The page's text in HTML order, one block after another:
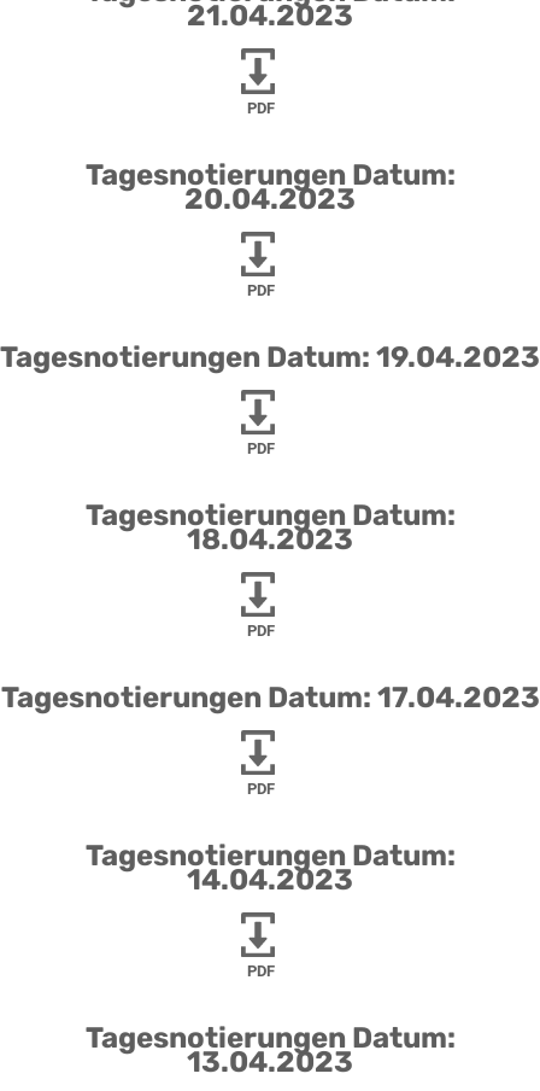
21.04.2023
PDF
Tagesnotierungen Datum:
20.04.2023
PDF
Tagesnotierungen Datum: 19.04.2023
PDF
Tagesnotierungen Datum:
18.04.2023
PDF
Tagesnotierungen Datum: 17.04.2023
PDF
Tagesnotierungen Datum:
14.04.2023
PDF
Tagesnotierungen Datum:
13.04.2023